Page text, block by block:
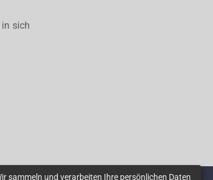
sich
sammeln und verarbeiten Ihre persönlichen Daten